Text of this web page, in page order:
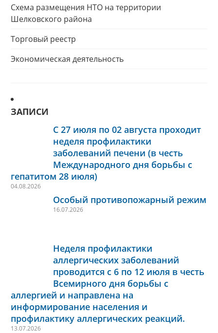
Схема размещения НТО на территории
Шелковского района
Торговый реестр
Экономическая деятельность
ЗАПИСИ
С 27 июля по 02 августа проходит
неделя профилактики
заболеваний печени (в честь
Международного дня борьбы с
гепатитом 28 июля)
04.08.2026
Особый противопожарный режим
16.07.2026
Неделя профилактики
аллергических заболеваний
проводится с 6 по 12 июля в честь
Всемирного дня борьбы с
аллергией и направлена на
информирование населения и
профилактику аллергических реакций.
13.07.2026